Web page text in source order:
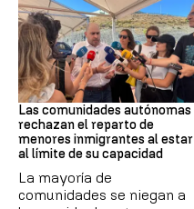
Crisis Migratoria
Las comunidades autónomas
rechazan el reparto de
menores inmigrantes al estar
al límite de su capacidad
La mayoría de
comunidades se niegan a